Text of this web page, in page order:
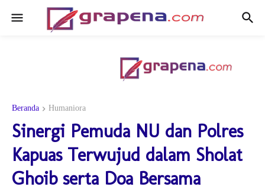
Beranda Humaniora
Sinergi Pemuda NU dan Polres
Kapuas Terwujud dalam Sholat
Ghoib serta Doa Bersama